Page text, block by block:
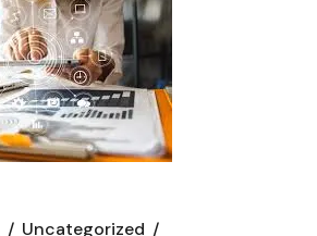
Uncategorized